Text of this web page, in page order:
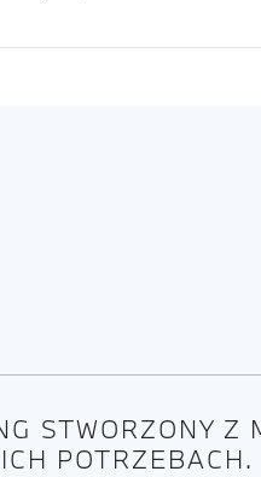
STWORZONY Z
POTRZEBACH.